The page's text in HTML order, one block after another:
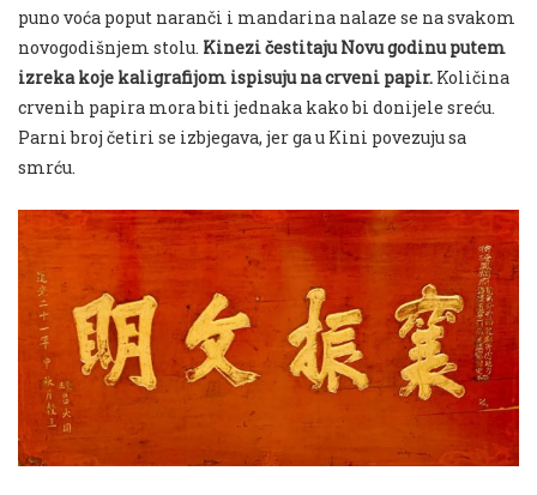
puno voća poput naranči i mandarina nalaze se na svakom
novogodišnjem stolu. Kinezi čestitaju Novu godinu putem
izreka koje kaligrafijom ispisuju na crveni papir. Količina
crvenih papira mora biti jednaka kako bi donijele sreću.
Parni broj četiri se izbjegava, jer ga u Kini povezuju sa
smrću.